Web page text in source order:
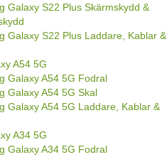
Galaxy S22 Plus Skärmskydd &
Galaxy S22 Plus Laddare, Kablar &
A54 5G
Galaxy A54 5G Fodral
Galaxy A54 5G Skal
Galaxy A54 5G Laddare, Kablar &
A34 5G
Galaxy A34 5G Fodral